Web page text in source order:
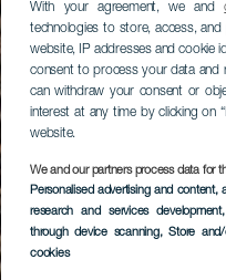
With your agreement, we and
technologies to store, access,
website, IP addresses and cookie
consent to process your data and
can withdraw your consent or
interest at any time by clicking on
website.
We and our partners process data for
Personalised advertising and
research and services development
through device scanning, Store
cookies